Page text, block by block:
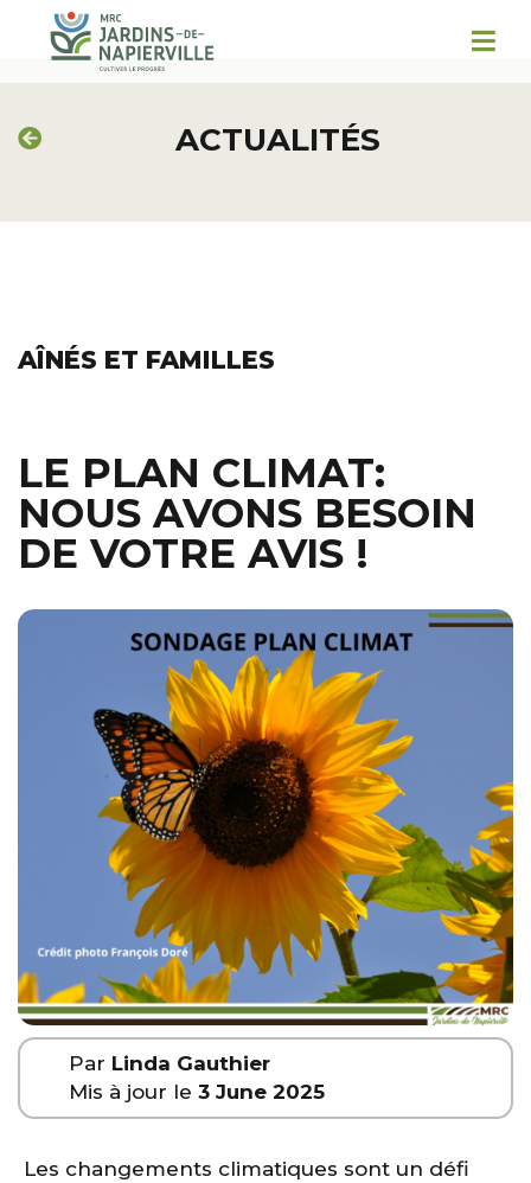
ACTUALITÉS
AÎNÉS ET FAMILLES
LE PLAN CLIMAT:
NOUS AVONS BESOIN
DE VOTRE AVIS !
Par Linda Gauthier
Mis à jour le 3 June 2025
Les changements climatiques sont un défi